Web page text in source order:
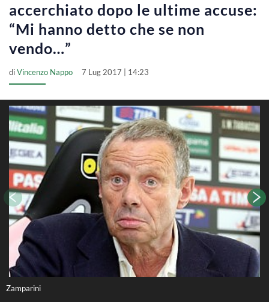
accerchiato dopo le ultime accuse:
“Mi hanno detto che se non
vendo…”
diVincenzo Nappo 7 Lug 2017 | 14:23
Zamparini